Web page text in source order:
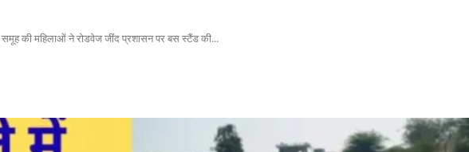
की महिलाओं ने रोडवेज जींद प्रशासन पर बस स्टैंड की...